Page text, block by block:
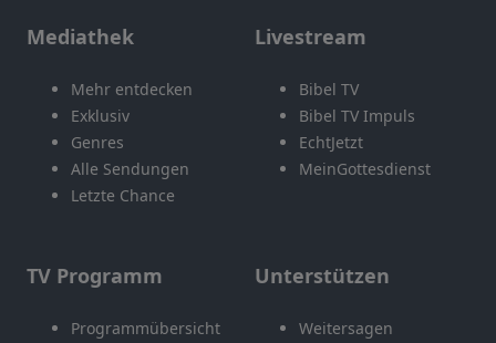
Mediathek
Mehr entdecken
Exklusiv
Genres
Alle Sendungen
Letzte Chance
Livestream
Bibel TV
Bibel TV Impuls
EchtJetzt
MeinGottesdienst
TV Programm
Programmübersicht
Unterstützen
Weitersagen